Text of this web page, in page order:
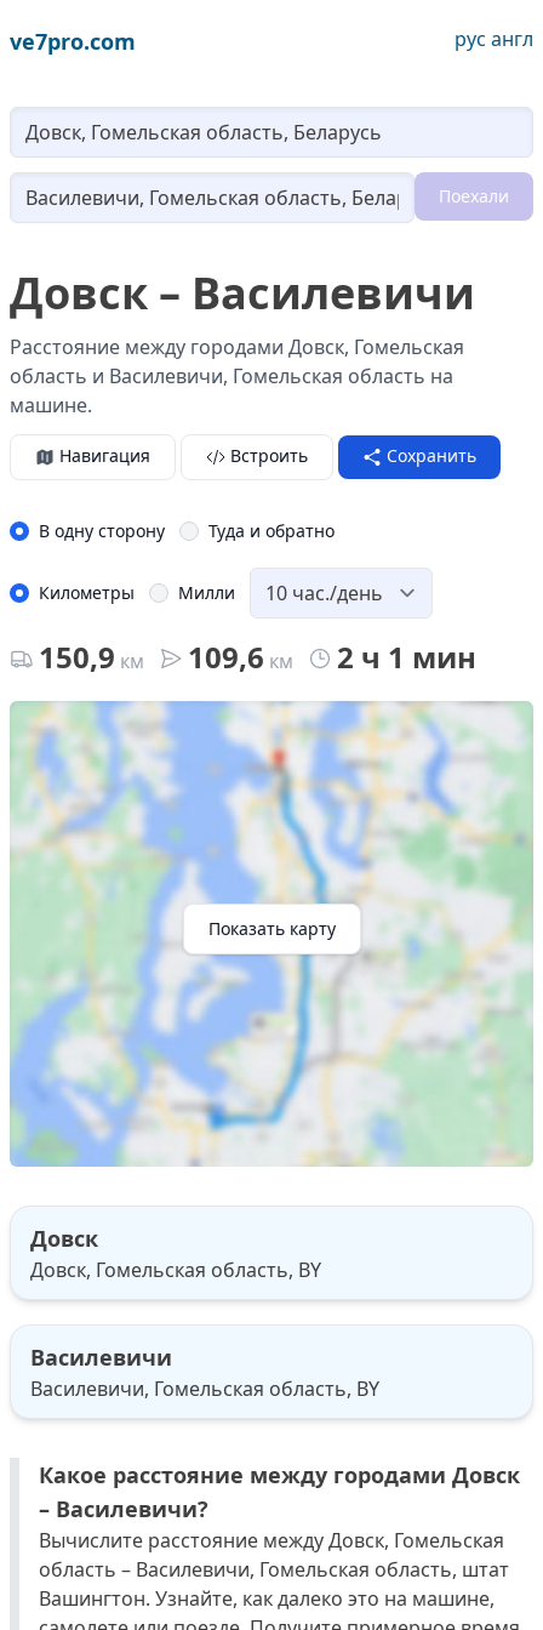
ve7pro.com рус англ
Loading...
Поехали
Довск – Василевичи
Расстояние между городами Довск, Гомельская
область и Василевичи, Гомельская область на
машине.
Навигация Встроить Сохранить
В одну сторону Туда и обратно
Километры Милли
150,9 км 109,6 км 2 ч 1 мин
Показать карту
Довск
Довск, Гомельская область, BY
Василевичи
Василевичи, Гомельская область, BY
Какое расстояние между городами Довск
– Василевичи?
Вычислите расстояние между Довск, Гомельская
область – Василевичи, Гомельская область, штат
Вашингтон. Узнайте, как далеко это на машине,